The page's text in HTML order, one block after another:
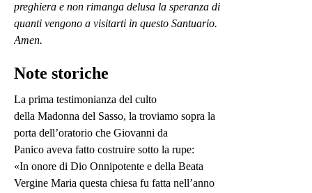
preghiera e non rimanga delusa la speranza di
quanti vengono a visitarti in questo Santuario.
Amen.
Note storiche
La prima testimonianza del culto
della Madonna del Sasso, la troviamo sopra la
porta dell’oratorio che Giovanni da
Panico aveva fatto costruire sotto la rupe:
«In onore di Dio Onnipotente e della Beata
Vergine Maria questa chiesa fu fatta nell’anno